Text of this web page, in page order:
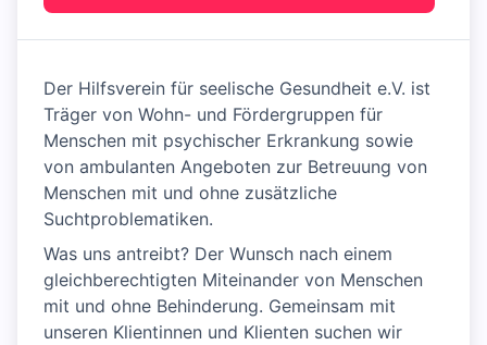
Der Hilfsverein für seelische Gesundheit e.V. ist
Träger von Wohn- und Fördergruppen für
Menschen mit psychischer Erkrankung sowie
von ambulanten Angeboten zur Betreuung von
Menschen mit und ohne zusätzliche
Suchtproblematiken.
Was uns antreibt? Der Wunsch nach einem
gleichberechtigten Miteinander von Menschen
mit und ohne Behinderung. Gemeinsam mit
unseren Klientinnen und Klienten suchen wir